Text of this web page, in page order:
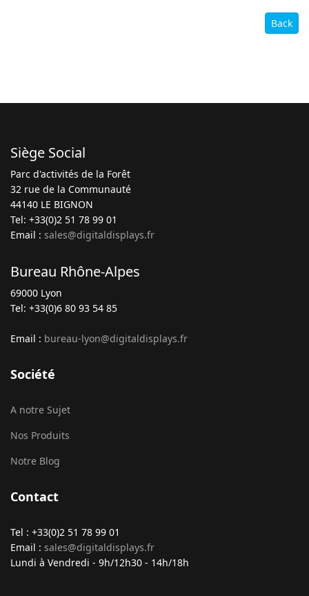
Back
Siège Social
Parc d'activités de la Forêt
32 rue de la Communauté
44140 LE BIGNON
Tel: +33(0)2 51 78 99 01
Email : sales@digitaldisplays.fr
Bureau Rhône-Alpes
69000 Lyon
Tel: +33(0)6 80 93 54 85
Email : bureau-lyon@digitaldisplays.fr
Société
A notre Sujet
Nos Produits
Notre Blog
Contact
Tel : +33(0)2 51 78 99 01
Email : sales@digitaldisplays.fr
Lundi à Vendredi - 9h/12h30 - 14h/18h